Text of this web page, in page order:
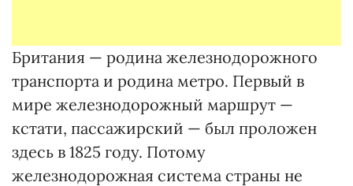
Британия — родина железнодорожного
транспорта и родина метро. Первый в
мире железнодорожный маршрут —
кстати, пассажирский — был проложен
здесь в 1825 году. Потому
железнодорожная система страны не